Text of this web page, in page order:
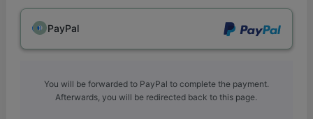
PayPal
You will be forwarded to PayPal to complete the payment.
Afterwards, you will be redirected back to this page.